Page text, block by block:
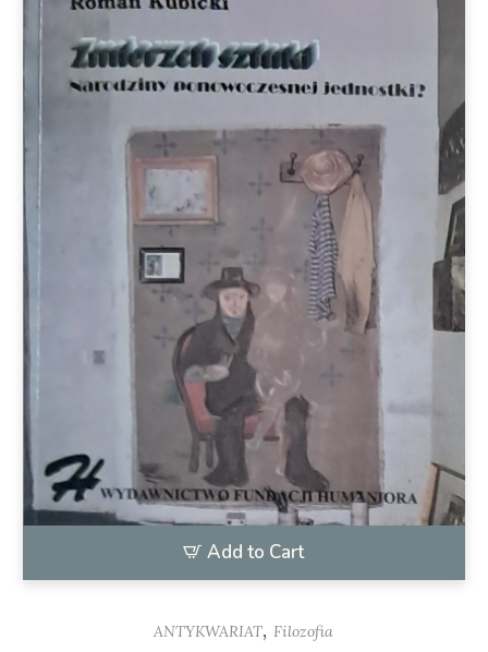
Add to Cart
ANTYKWARIAT,Filozofia